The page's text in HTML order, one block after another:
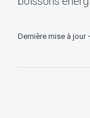
Dernière mise à jour